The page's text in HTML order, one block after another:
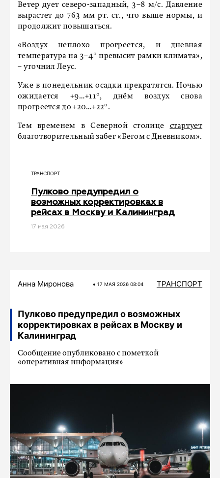
Ветер дует северо-западный, 3–8 м/с. Давление
вырастет до 763 мм рт. ст., что выше нормы, и
продолжит повышаться.
«Воздух неплохо прогреется, и дневная
температура на 3–4° превысит рамки климата»,
– уточнил Леус.
Уже в понедельник осадки прекратятся. Ночью
ожидается +9…+11°, днём воздух снова
прогреется до +20…+22°.
Тем временем в Северной столице стартует
благотворительный забег «Бегом с Дневником».
ТРАНСПОРТ
Пулково предупредил о
возможных корректировках в
рейсах в Москву и Калининград
17 мая 2026
Анна Миронова 17 МАЯ 2026 08:04 ТРАНСПОРТ
Пулково предупредил о возможных
корректировках в рейсах в Москву и
Калининград
Сообщение опубликовано с пометкой
«оперативная информация»